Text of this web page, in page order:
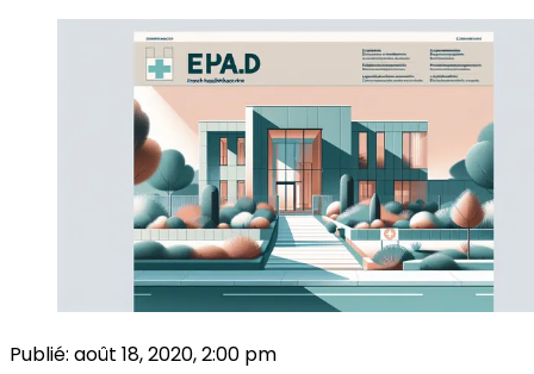
Publié: août 18, 2020, 2:00 pm